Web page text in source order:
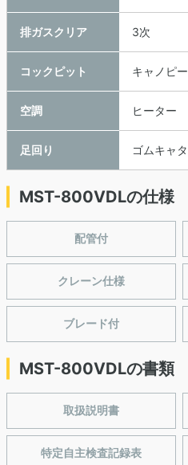
排ガスクリア 3次
コックピット キャノピー
空調 ヒーター
足回り ゴムキャタ
MST-800VDLの仕様
配管付
クレーン仕様
ブレード付
MST-800VDLの書類
取扱説明書
特定自主検査記録表